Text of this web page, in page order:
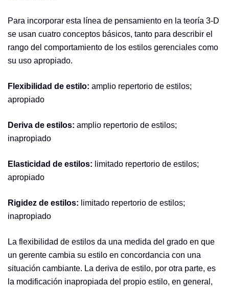
Para incorporar esta línea de pensamiento en la teoría 3-D
se usan cuatro conceptos básicos, tanto para describir el
rango del comportamiento de los estilos gerenciales como
su uso apropiado.
Flexibilidad de estilo: amplio repertorio de estilos;
apropiado
Deriva de estilos: amplio repertorio de estilos;
inapropiado
Elasticidad de estilos: limitado repertorio de estilos;
apropiado
Rigidez de estilos: limitado repertorio de estilos;
inapropiado
La flexibilidad de estilos da una medida del grado en que
un gerente cambia su estilo en concordancia con una
situación cambiante. La deriva de estilo, por otra parte, es
la modificación inapropiada del propio estilo, en general,